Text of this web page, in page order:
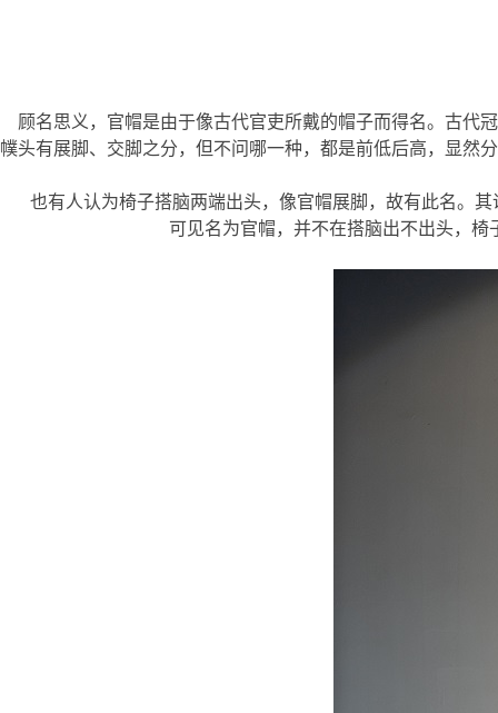
顾名思义，官帽是由于像古代官吏所戴的帽子而得名。古代
幞头有展脚、交脚之分，但不问哪一种，都是前低后高，显然
也有人认为椅子搭脑两端出头，像官帽展脚，故有此名。
可见名为官帽，并不在搭脑出不出头，